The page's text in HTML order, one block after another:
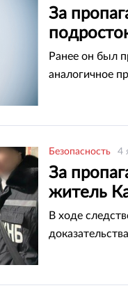
За
Ранее он был
аналогичное
Безопасность 4
За
житель
В ходе